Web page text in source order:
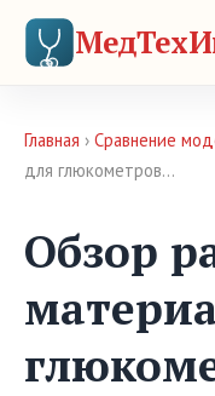
Главная › Сравнение
для глюкометров…
Обзор